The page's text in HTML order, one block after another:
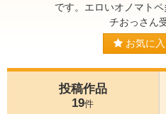
です。エロいオノマト
チおっさん
お気に入
投稿作品
19件